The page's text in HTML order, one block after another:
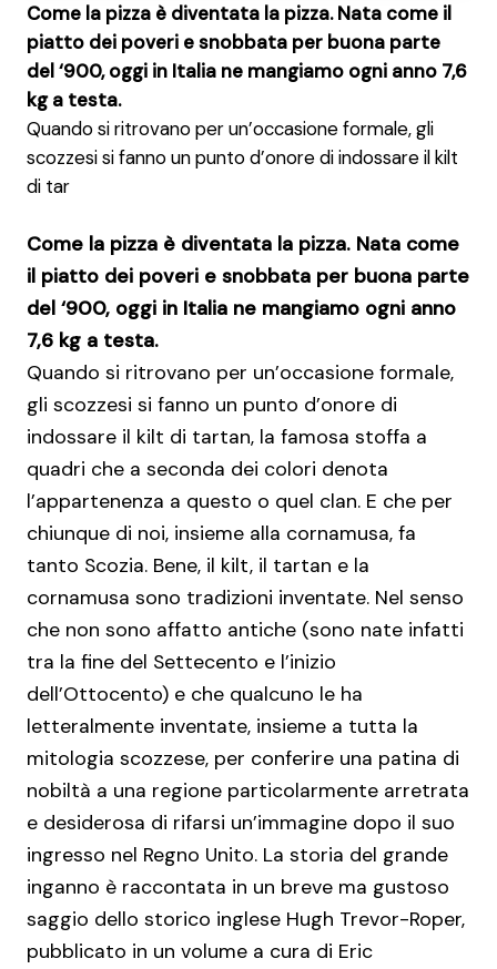
Come la pizza è diventata la pizza. Nata come il
piatto dei poveri e snobbata per buona parte
del ‘900, oggi in Italia ne mangiamo ogni anno 7,6
kg a testa.
Quando si ritrovano per un’occasione formale, gli
scozzesi si fanno un punto d’onore di indossare il kilt
di tar
Come la pizza è diventata la pizza. Nata come
il piatto dei poveri e snobbata per buona parte
del ‘900, oggi in Italia ne mangiamo ogni anno
7,6 kg a testa.
Quando si ritrovano per un’occasione formale,
gli scozzesi si fanno un punto d’onore di
indossare il kilt di tartan, la famosa stoffa a
quadri che a seconda dei colori denota
l’appartenenza a questo o quel clan. E che per
chiunque di noi, insieme alla cornamusa, fa
tanto Scozia. Bene, il kilt, il tartan e la
cornamusa sono tradizioni inventate. Nel senso
che non sono affatto antiche (sono nate infatti
tra la fine del Settecento e l’inizio
dell’Ottocento) e che qualcuno le ha
letteralmente inventate, insieme a tutta la
mitologia scozzese, per conferire una patina di
nobiltà a una regione particolarmente arretrata
e desiderosa di rifarsi un’immagine dopo il suo
ingresso nel Regno Unito. La storia del grande
inganno è raccontata in un breve ma gustoso
saggio dello storico inglese Hugh Trevor-Roper,
pubblicato in un volume a cura di Eric